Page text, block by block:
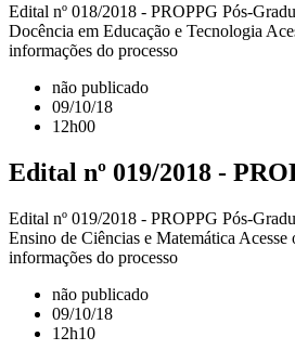
Edital nº 018/2018 - PROPPG Pós-
Docência em Educação e Tecnologia
informações do processo
não publicado
09/10/18
12h00
Edital nº 019/2018 -
Edital nº 019/2018 - PROPPG Pós-
Ensino de Ciências e Matemática Acesse
informações do processo
não publicado
09/10/18
12h10